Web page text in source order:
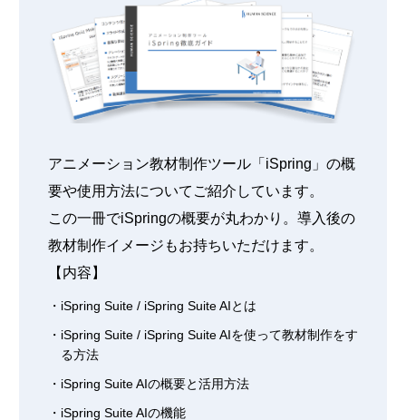
アニメーション教材制作ツール「iSpring」の概
要や使用方法についてご紹介しています。
この一冊でiSpringの概要が丸わかり。導入後の
教材制作イメージもお持ちいただけます。
【内容】
iSpring Suite / iSpring Suite AIとは
iSpring Suite / iSpring Suite AIを使って教材制作をす
る方法
iSpring Suite AIの概要と活用方法
iSpring Suite AIの機能